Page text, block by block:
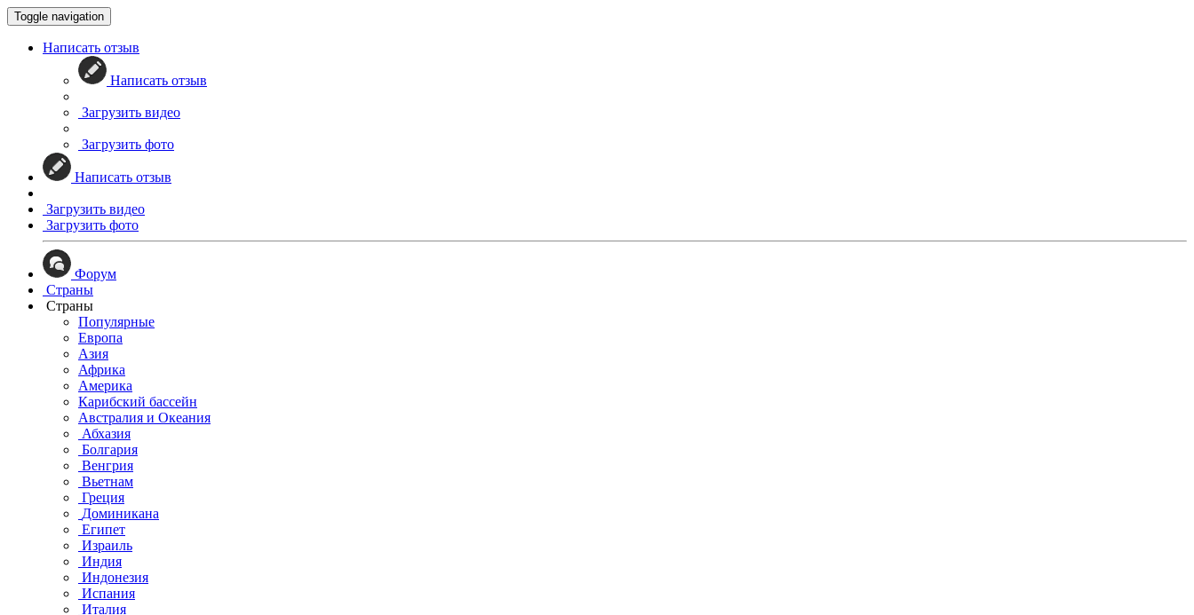
Toggle navigation
Написать отзыв
Написать отзыв
Загрузить видео
Загрузить фото
Написать отзыв
Загрузить видео
Загрузить фото
Форум
Страны
Страны
Популярные
Европа
Азия
Африка
Америка
Карибский бассейн
Австралия и Океания
Абхазия
Болгария
Венгрия
Вьетнам
Греция
Доминикана
Египет
Израиль
Индия
Индонезия
Испания
Италия